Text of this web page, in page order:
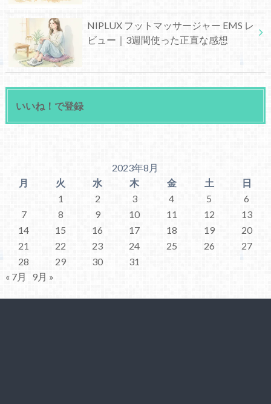
NIPLUX フットマッサージャー EMS レ
ビュー｜3週間使った正直な感想
いいね！で登録
2023年8月
月
火 水 木 金 土
日
1
2 3 4 5
6
7
8 9 10 11 12
13
14
15 16 17 18 19
20
21
22 23 24 25 26
27
28
29 30
31
« 7月
9月 »